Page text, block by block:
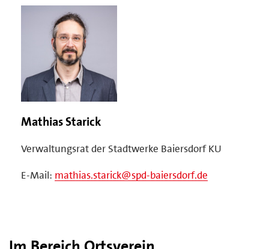
Mathias Starick
Verwaltungsrat der Stadtwerke Baiersdorf KU
E-Mail: mathias.starick@spd-baiersdorf.de